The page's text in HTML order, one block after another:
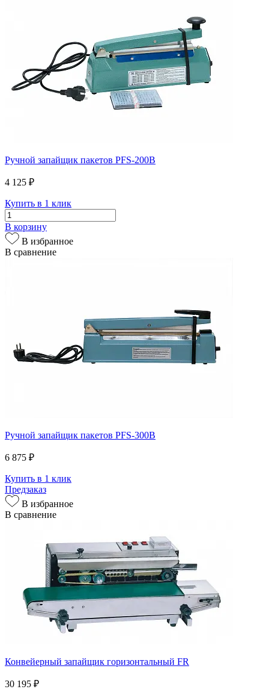
Ручной запайщик пакетов PFS-200B
4 125 ₽
Купить в 1 клик
В корзину
В избранное
В сравнение
Ручной запайщик пакетов PFS-300B
6 875 ₽
Купить в 1 клик
Предзаказ
В избранное
В сравнение
Конвейерный запайщик горизонтальный FR
30 195 ₽